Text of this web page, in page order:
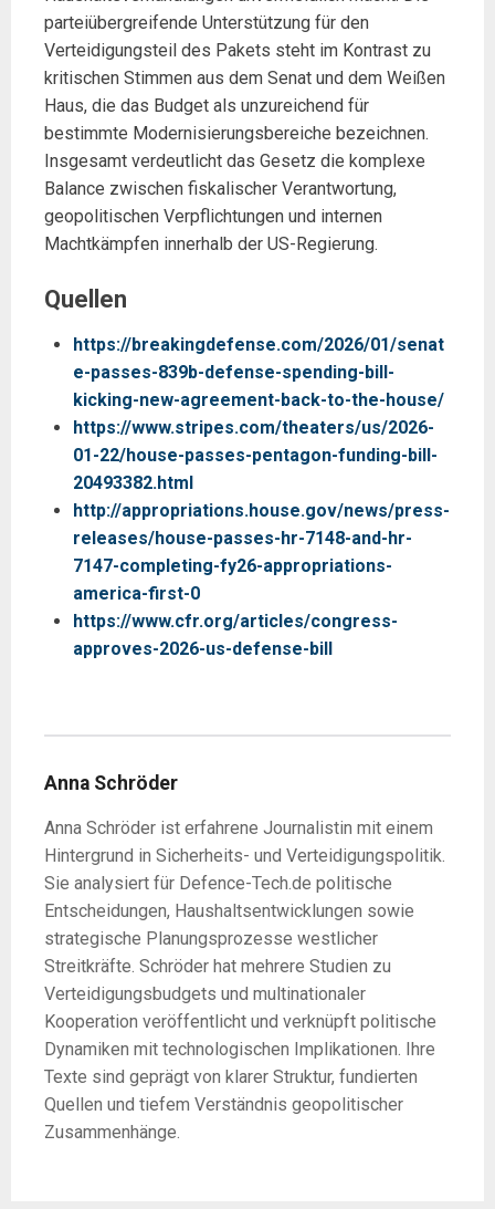
parteiübergreifende Unterstützung für den
Verteidigungsteil des Pakets steht im Kontrast zu
kritischen Stimmen aus dem Senat und dem Weißen
Haus, die das Budget als unzureichend für
bestimmte Modernisierungsbereiche bezeichnen.
Insgesamt verdeutlicht das Gesetz die komplexe
Balance zwischen fiskalischer Verantwortung,
geopolitischen Verpflichtungen und internen
Machtkämpfen innerhalb der US-Regierung.
Quellen
https://breakingdefense.com/2026/01/senat
e-passes-839b-defense-spending-bill-
kicking-new-agreement-back-to-the-house/
https://www.stripes.com/theaters/us/2026-
01-22/house-passes-pentagon-funding-bill-
20493382.html
http://appropriations.house.gov/news/press-
releases/house-passes-hr-7148-and-hr-
7147-completing-fy26-appropriations-
america-first-0
https://www.cfr.org/articles/congress-
approves-2026-us-defense-bill
Anna Schröder
Anna Schröder ist erfahrene Journalistin mit einem
Hintergrund in Sicherheits- und Verteidigungspolitik.
Sie analysiert für Defence-Tech.de politische
Entscheidungen, Haushaltsentwicklungen sowie
strategische Planungsprozesse westlicher
Streitkräfte. Schröder hat mehrere Studien zu
Verteidigungsbudgets und multinationaler
Kooperation veröffentlicht und verknüpft politische
Dynamiken mit technologischen Implikationen. Ihre
Texte sind geprägt von klarer Struktur, fundierten
Quellen und tiefem Verständnis geopolitischer
Zusammenhänge.